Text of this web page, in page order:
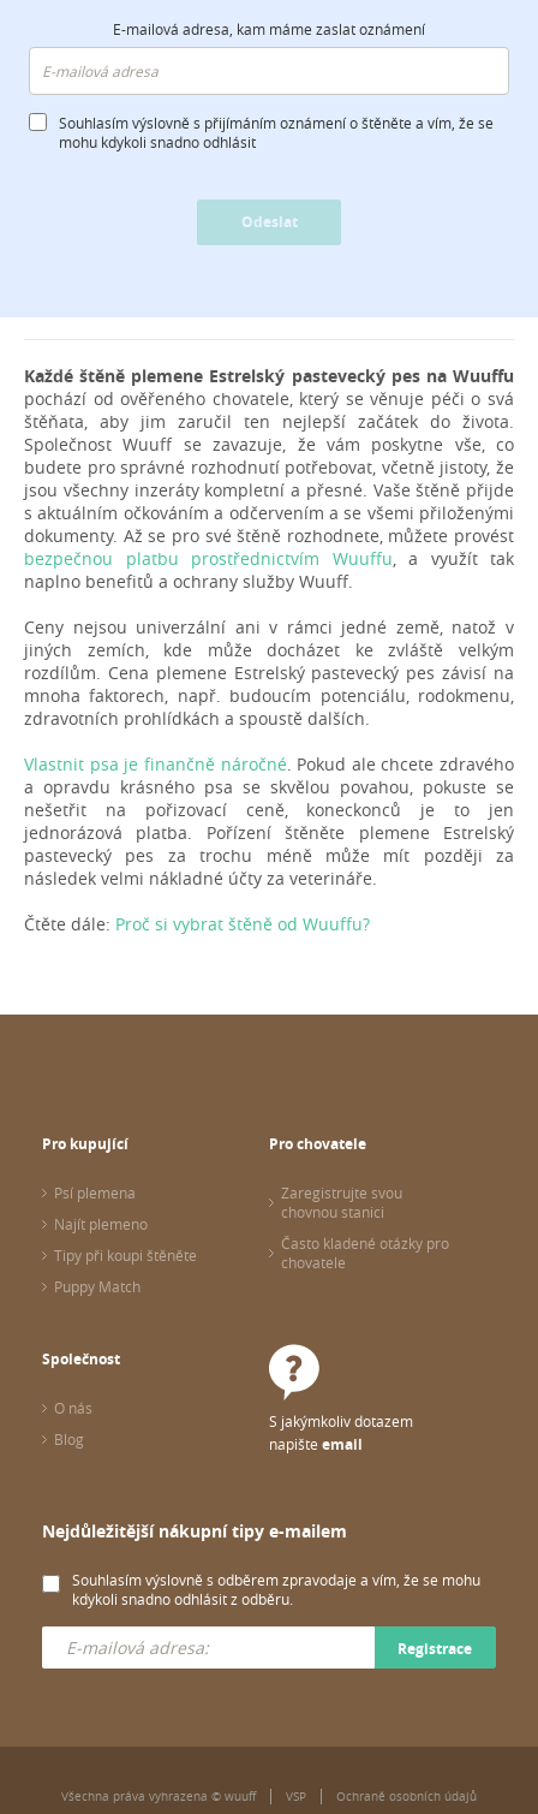
E-mailová adresa, kam máme zaslat oznámení
Souhlasím výslovně s přijímáním oznámení o štěněte a vím, že se
mohu kdykoli snadno odhlásit
Odeslat
Každé štěně plemene Estrelský pastevecký pes na Wuuffu
pochází od ověřeného chovatele, který se věnuje péči o svá
štěňata, aby jim zaručil ten nejlepší začátek do života.
Společnost Wuuff se zavazuje, že vám poskytne vše, co
budete pro správné rozhodnutí potřebovat, včetně jistoty, že
jsou všechny inzeráty kompletní a přesné. Vaše štěně přijde
s aktuálním očkováním a odčervením a se všemi přiloženými
dokumenty. Až se pro své štěně rozhodnete, můžete provést
bezpečnou platbu prostřednictvím Wuuffu , a využít tak
naplno benefitů a ochrany služby Wuuff.
Ceny nejsou univerzální ani v rámci jedné země, natož v
jiných zemích, kde může docházet ke zvláště velkým
rozdílům. Cena plemene Estrelský pastevecký pes závisí na
mnoha faktorech, např. budoucím potenciálu, rodokmenu,
zdravotních prohlídkách a spoustě dalších.
Vlastnit psa je finančně náročné . Pokud ale chcete zdravého
a opravdu krásného psa se skvělou povahou, pokuste se
nešetřit na pořizovací ceně, koneckonců je to jen
jednorázová platba. Pořízení štěněte plemene Estrelský
pastevecký pes za trochu méně může mít později za
následek velmi nákladné účty za veterináře.
Čtěte dále: Proč si vybrat štěně od Wuuffu?
Pro kupující
Psí plemena
Najít plemeno
Tipy při koupi štěněte
Puppy Match
Pro chovatele
Zaregistrujte svou
chovnou stanici
Často kladené otázky pro
chovatele
Společnost
O nás
Blog
S jakýmkoliv dotazem
napište email
Nejdůležitější nákupní tipy e-mailem
Souhlasím výslovně s odběrem zpravodaje a vím, že se mohu
kdykoli snadno odhlásit z odběru.
Registrace
Všechna práva vyhrazena © wuuff VSP Ochraně osobních údajů